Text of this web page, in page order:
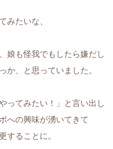
みたいな、
娘も怪我でもしたら嫌だし
か、と思っていました。
ってみたい！」と言い出し
への興味が湧いてきて
することに。